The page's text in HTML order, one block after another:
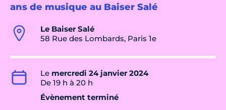
ans de musique au Baiser Salé
Le Baiser Salé
58 Rue des Lombards, Paris 1e
Le mercredi 24 janvier 2024
De 19 h à 20 h
Évènement terminé